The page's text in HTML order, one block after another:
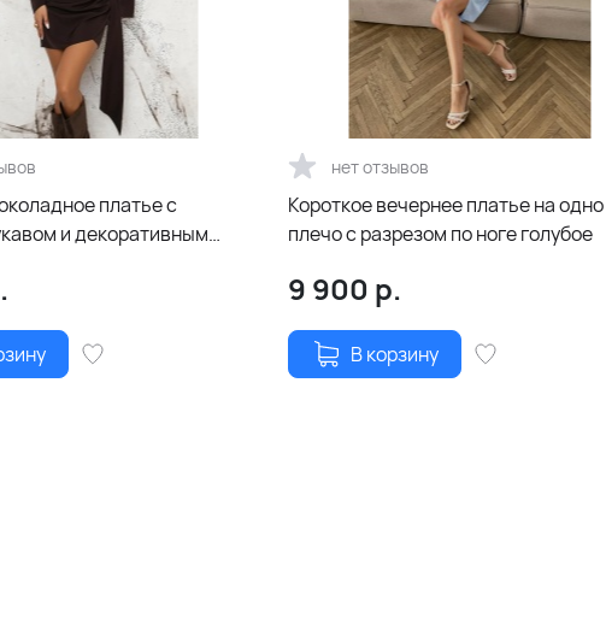
платье с
и декоративным
нет отзывов
Короткое вечернее платье на одно
плечо с разрезом по ноге голубое
9 900 р.
В корзину